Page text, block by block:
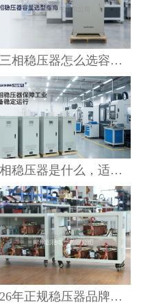
《三相稳压器怎么选容量》
三相稳压器是什么，适合哪些工厂使用？
三相稳压器是什么，适
合哪些工厂使用？
查看详情
2026年正规稳压器品牌，资质齐全 可提供检测报告
2026年正规稳压器品
牌，资质齐全 可提供检
测报告
查看详情